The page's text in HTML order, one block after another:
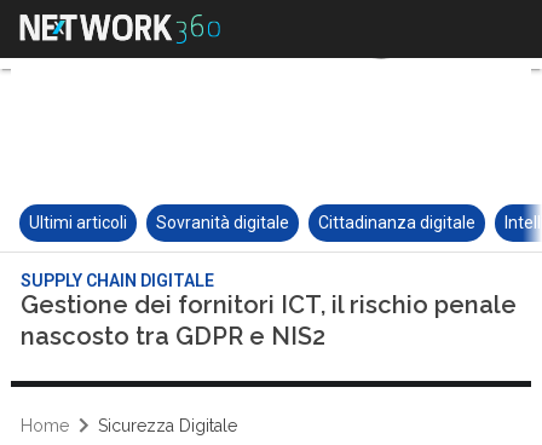
Ultimi articoli Sovranità digitale Cittadinanza digitale
SUPPLY CHAIN DIGITALE
Gestione dei fornitori ICT, il rischio penale
nascosto tra GDPR e NIS2
Home Sicurezza Digitale